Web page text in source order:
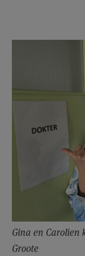
Gina en Carolien
Groote